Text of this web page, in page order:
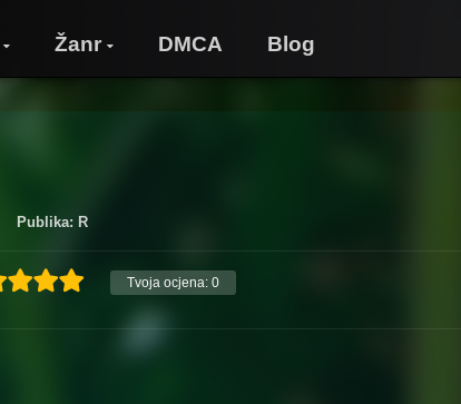
Žanr DMCA Blog
Publika: R
Tvoja ocjena: 0